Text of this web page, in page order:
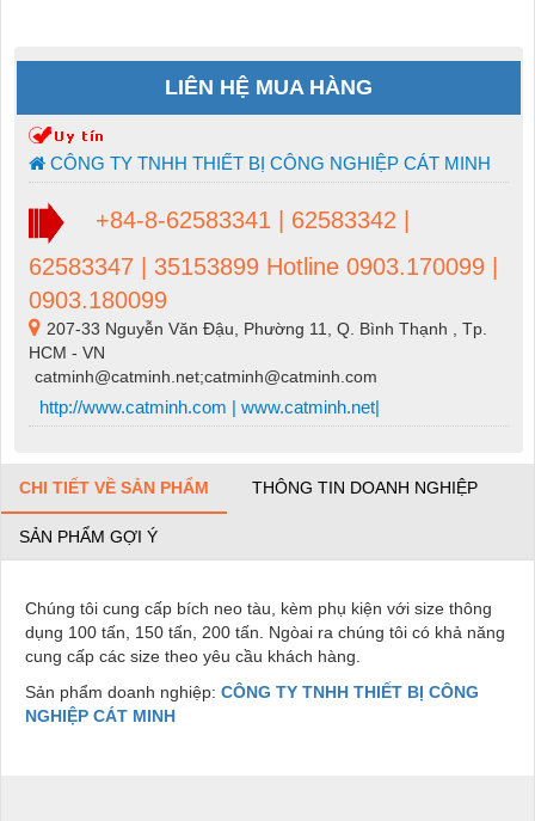
LIÊN HỆ MUA HÀNG
CÔNG TY TNHH THIẾT BỊ CÔNG NGHIỆP CÁT MINH
+84-8-62583341 | 62583342 |
62583347 | 35153899 Hotline 0903.170099 |
0903.180099
207-33 Nguyễn Văn Đậu, Phường 11, Q. Bình Thạnh , Tp.
HCM - VN
catminh@catminh.net;catminh@catminh.com
http://www.catminh.com | www.catminh.net|
CHI TIẾT VỀ SẢN PHẨM THÔNG TIN DOANH NGHIỆP
SẢN PHẨM GỢI Ý
Chúng tôi cung cấp bích neo tàu, kèm phụ kiện với size thông
dụng 100 tấn, 150 tấn, 200 tấn. Ngòai ra chúng tôi có khả năng
cung cấp các size theo yêu cầu khách hàng.
Sản phẩm doanh nghiệp: CÔNG TY TNHH THIẾT BỊ CÔNG
NGHIỆP CÁT MINH